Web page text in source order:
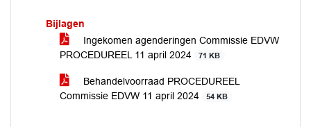
Bijlagen
Ingekomen agenderingen Commissie EDVW
PROCEDUREEL 11 april 2024
71 KB
Behandelvoorraad PROCEDUREEL
Commissie EDVW 11 april 2024
54 KB